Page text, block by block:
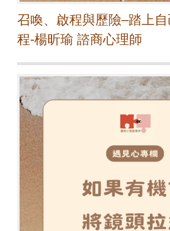
召喚、啟程與歷險–踏上
程-楊昕瑜 諮商心理師